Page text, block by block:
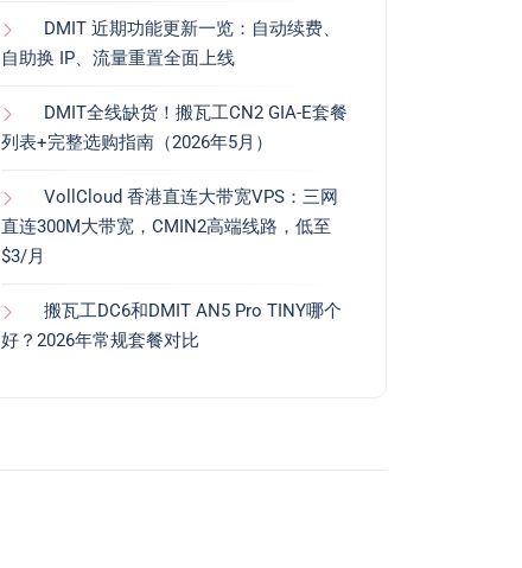
DMIT 近期功能更新一览：自动续费、
自助换 IP、流量重置全面上线
DMIT全线缺货！搬瓦工CN2 GIA-E套餐
列表+完整选购指南（2026年5月）
VollCloud 香港直连大带宽VPS：三网
直连300M大带宽，CMIN2高端线路，低至
$3/月
搬瓦工DC6和DMIT AN5 Pro TINY哪个
好？2026年常规套餐对比